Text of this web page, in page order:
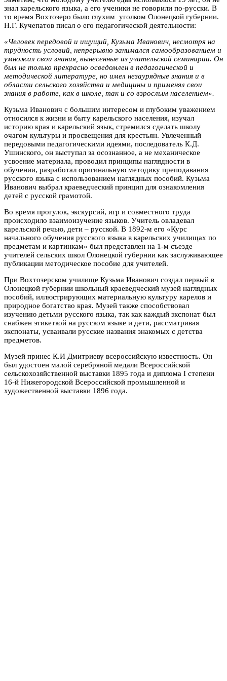
знал карельского языка, а его ученики не говорили по-русски. В
то время Вохтозеро было глухим уголком Олонецкой губернии.
Н.Г. Кучепатов писал о его педагогической деятельности:
«Человек передовой и ищущий, Кузьма Иванович, несмотря на
трудность условий, непрерывно занимался самообразованием и
умножал свои знания, вынесенные из учительской семинарии. Он
был не только прекрасно осведомлен в педагогической и
методической литературе, но имел незаурядные знания и в
области сельского хозяйства и медицины и применял свои
знания в работе, как в школе, так и со взрослым населением».
Кузьма Иванович с большим интересом и глубоким уважением
относился к жизни и быту карельского населения, изучал
историю края и карельский язык, стремился сделать школу
очагом культуры и просвещения для крестьян. Увлеченный
передовыми педагогическими идеями, последователь К.Д.
Ушинского, он выступал за осознанное, а не механическое
усвоение материала, проводил принципы наглядности в
обучении, разработал оригинальную методику преподавания
русского языка с использованием наглядных пособий. Кузьма
Иванович выбрал краеведческий принцип для ознакомления
детей с русской грамотой.
Во время прогулок, экскурсий, игр и совместного труда
происходило взаимоизучение языков. Учитель овладевал
карельской речью, дети – русской. В 1892-м его «Курс
начального обучения русского языка в карельских училищах по
предметам и картинкам» был представлен на 1-м съезде
учителей сельских школ Олонецкой губернии как заслуживающее
публикации методическое пособие для учителей.
При Вохтозерском училище Кузьма Иванович создал первый в
Олонецкой губернии школьный краеведческий музей наглядных
пособий, иллюстрирующих материальную культуру карелов и
природное богатство края. Музей также способствовал
изучению детьми русского языка, так как каждый экспонат был
снабжен этикеткой на русском языке и дети, рассматривая
экспонаты, усваивали русские названия знакомых с детства
предметов.
Музей принес К.И Дмитриеву всероссийскую известность. Он
был удостоен малой серебряной медали Всероссийской
сельскохозяйственной выставки 1895 года и диплома I степени
16-й Нижегородской Всероссийской промышленной и
художественной выставки 1896 года.